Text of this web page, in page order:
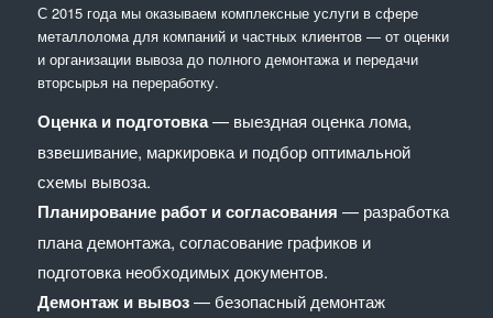
С 2015 года мы оказываем комплексные услуги в сфере
металлолома для компаний и частных клиентов — от оценки
и организации вывоза до полного демонтажа и передачи
вторсырья на переработку.
Оценка и подготовка— выездная оценка лома,
взвешивание, маркировка и подбор оптимальной
схемы вывоза.
Планирование работ и согласования — разработка
плана демонтажа, согласование графиков и
подготовка необходимых документов.
Демонтаж и вывоз— безопасный демонтаж